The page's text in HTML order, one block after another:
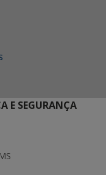
E SEGURANÇA